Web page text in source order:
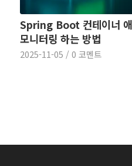
Spring Boot 컨테이너
모니터링 하는 방법
2025-11-05 / 0 코멘트